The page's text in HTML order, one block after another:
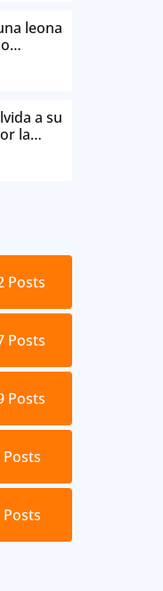
leona
a su
la
Posts
Posts
Posts
Posts
Posts